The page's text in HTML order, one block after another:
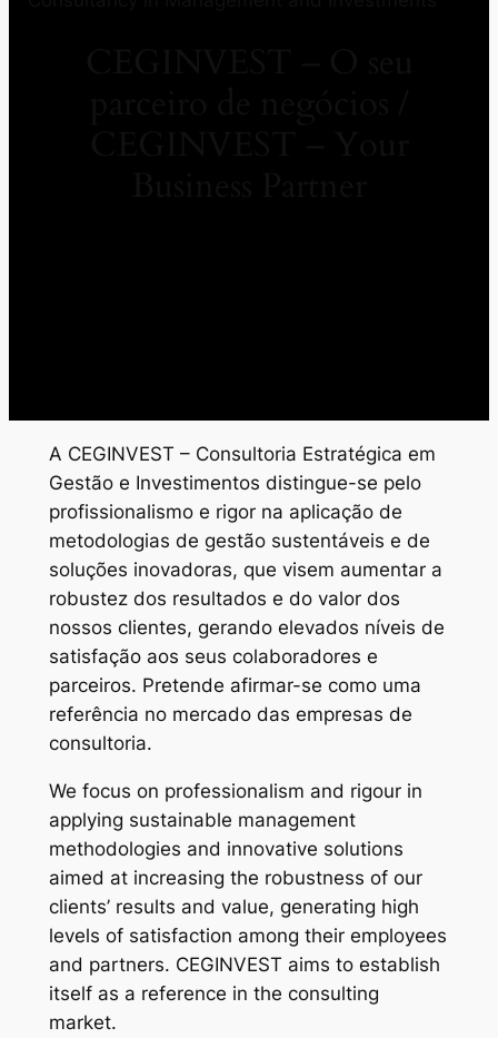
A CEGINVEST – Consultoria Estratégica em
Gestão e Investimentos distingue-se pelo
profissionalismo e rigor na aplicação de
metodologias de gestão sustentáveis e de
soluções inovadoras, que visem aumentar a
robustez dos resultados e do valor dos
nossos clientes, gerando elevados níveis de
satisfação aos seus colaboradores e
parceiros. Pretende afirmar-se como uma
referência no mercado das empresas de
consultoria.
We focus on professionalism and rigour in
applying sustainable management
methodologies and innovative solutions
aimed at increasing the robustness of our
clients’ results and value, generating high
levels of satisfaction among their employees
and partners. CEGINVEST aims to establish
itself as a reference in the consulting
market.